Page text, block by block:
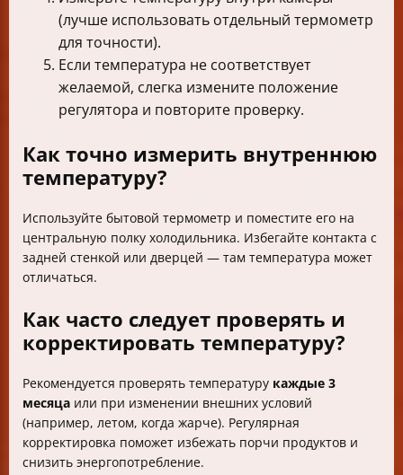
(лучше использовать отдельный термометр
для точности).
Если температура не соответствует
желаемой, слегка измените положение
регулятора и повторите проверку.
Как точно измерить внутреннюю
температуру?
Используйте бытовой термометр и поместите его на
центральную полку холодильника. Избегайте контакта с
задней стенкой или дверцей — там температура может
отличаться.
Как часто следует проверять и
корректировать температуру?
Рекомендуется проверять температуру каждые 3
месяца или при изменении внешних условий
(например, летом, когда жарче). Регулярная
корректировка поможет избежать порчи продуктов и
снизить энергопотребление.